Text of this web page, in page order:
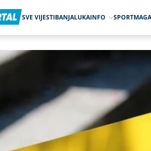
SVE VIJESTIBANJALUKAINFO SPORT